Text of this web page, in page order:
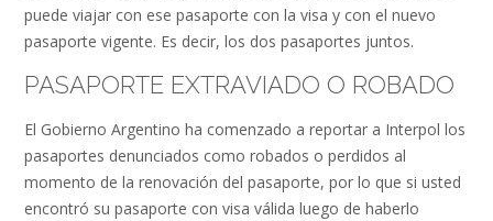
puede viajar con ese pasaporte con la visa y con el nuevo
pasaporte vigente. Es decir, los dos pasaportes juntos.
PASAPORTE EXTRAVIADO O ROBADO
El Gobierno Argentino ha comenzado a reportar a Interpol los
pasaportes denunciados como robados o perdidos al
momento de la renovación del pasaporte, por lo que si usted
encontró su pasaporte con visa válida luego de haberlo